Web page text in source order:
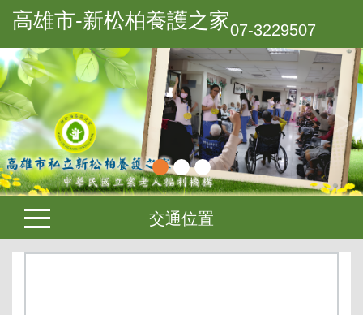
高雄市-新松柏養護之家07-3229507
交通位置